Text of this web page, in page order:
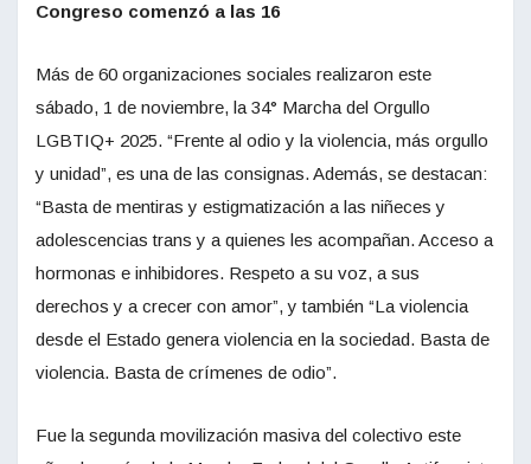
Congreso comenzó a las 16
Más de 60 organizaciones sociales realizaron este
sábado, 1 de noviembre, la 34° Marcha del Orgullo
LGBTIQ+ 2025. “Frente al odio y la violencia, más orgullo
y unidad”, es una de las consignas. Además, se destacan:
“Basta de mentiras y estigmatización a las niñeces y
adolescencias trans y a quienes les acompañan. Acceso a
hormonas e inhibidores. Respeto a su voz, a sus
derechos y a crecer con amor”, y también “La violencia
desde el Estado genera violencia en la sociedad. Basta de
violencia. Basta de crímenes de odio”.
Fue la segunda movilización masiva del colectivo este